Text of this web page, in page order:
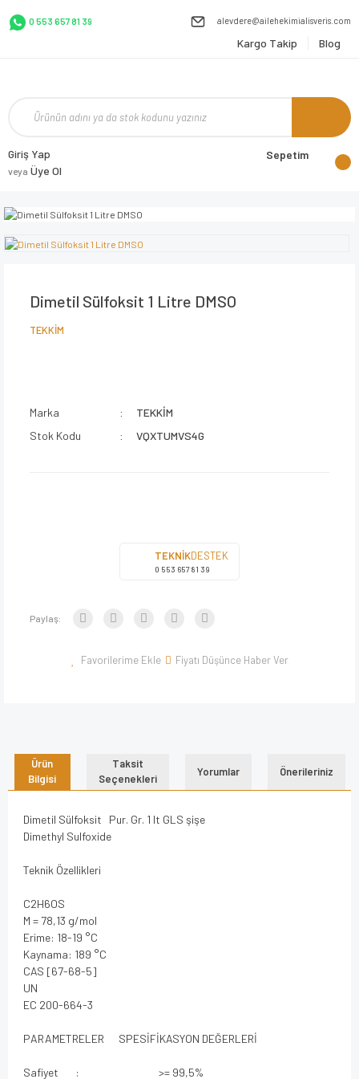
0 553 657 81 39 alevdere@ailehekimialisveris.com
Kargo Takip Blog
Giriş Yap
veya Üye Ol
Sepetim
Dimetil Sülfoksit 1 Litre DMSO
TEKKİM
Marka
TEKKİM
Stok Kodu
VQXTUMVS4G
TEKNİKDESTEK
0 553 657 81 39
Paylaş:
Fiyatı Düşünce Haber Ver
Ürün
Bilgisi
Taksit
Seçenekleri
Yorumlar Önerileriniz
Dimetil Sülfoksit Pur. Gr. 1 lt GLS şişe
Dimethyl Sulfoxide
Teknik Özellikleri
C2H6OS
M = 78,13 g/mol
Erime: 18-19 °C
Kaynama: 189 °C
CAS [67-68-5]
UN
EC 200-664-3
PARAMETRELER SPESİFİKASYON DEĞERLERİ
Safiyet : >= 99,5%